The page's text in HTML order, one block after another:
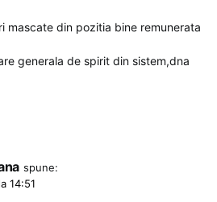
mascate din pozitia bine remunerata
generala de spirit din sistem,dna
spune:
14:51